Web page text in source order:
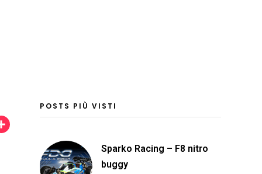
C
POSTS PIÙ VISTI
Sparko Racing – F8 nitro
buggy